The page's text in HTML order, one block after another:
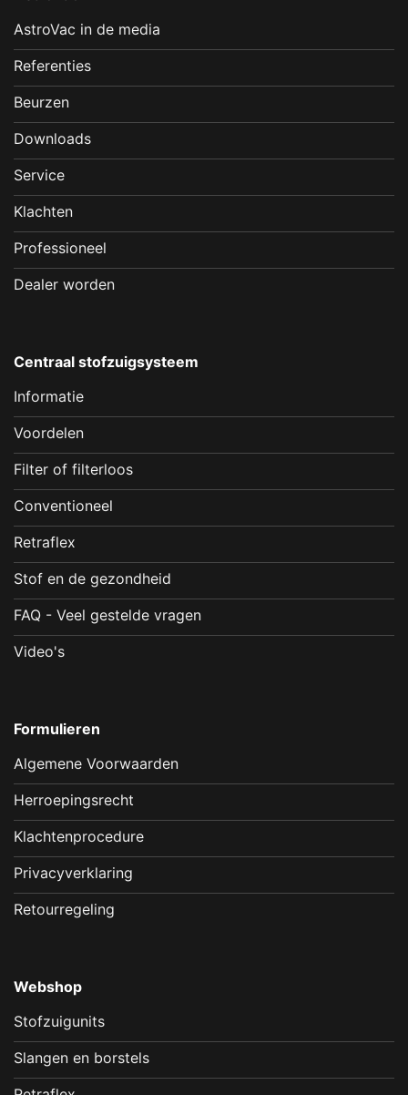
AstroVac in de media
Referenties
Beurzen
Downloads
Service
Klachten
Professioneel
Dealer worden
Centraal stofzuigsysteem
Informatie
Voordelen
Filter of filterloos
Conventioneel
Retraflex
Stof en de gezondheid
FAQ - Veel gestelde vragen
Video's
Formulieren
Algemene Voorwaarden
Herroepingsrecht
Klachtenprocedure
Privacyverklaring
Retourregeling
Webshop
Stofzuigunits
Slangen en borstels